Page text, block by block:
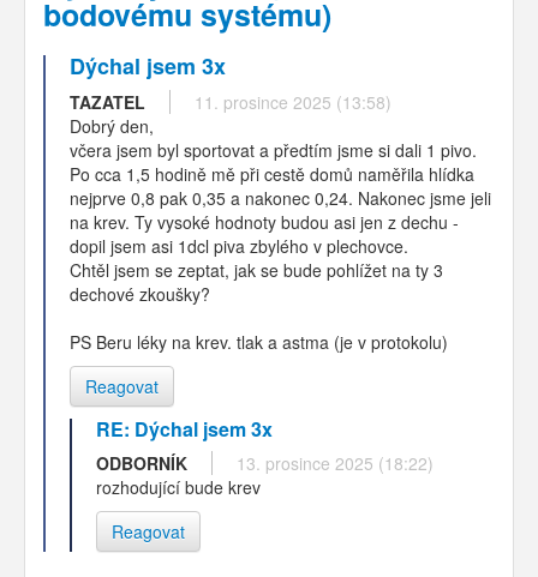
bodovému systému)
Dýchal jsem 3x
TAZATEL
11. prosince 2025 (13:58)
Dobrý den,
včera jsem byl sportovat a předtím jsme si dali 1 pivo.
Po cca 1,5 hodině mě při cestě domů naměřila hlídka
nejprve 0,8 pak 0,35 a nakonec 0,24. Nakonec jsme jeli
na krev. Ty vysoké hodnoty budou asi jen z dechu -
dopil jsem asi 1dcl piva zbylého v plechovce.
Chtěl jsem se zeptat, jak se bude pohlížet na ty 3
dechové zkoušky?
PS Beru léky na krev. tlak a astma (je v protokolu)
Reagovat
RE: Dýchal jsem 3x
ODBORNÍK
13. prosince 2025 (18:22)
rozhodující bude krev
Reagovat